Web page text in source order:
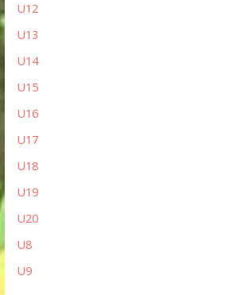
U12
U13
U14
U15
U16
U17
U18
U19
U20
U8
U9